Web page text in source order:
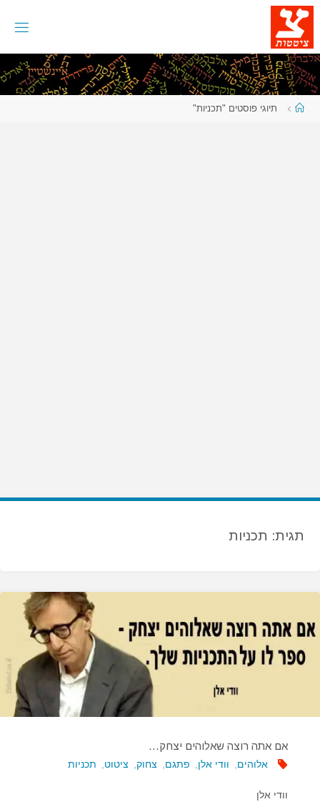
דלגו
לתוכן
עמודתיוגי פוסטים "תכניות"
תגית: תכניות
אם אתה רוצה שאלוהים יצחק…
אלוהים, וודי אלן, פתגם, צחוק, ציטוט, תכניות
וודי אלן